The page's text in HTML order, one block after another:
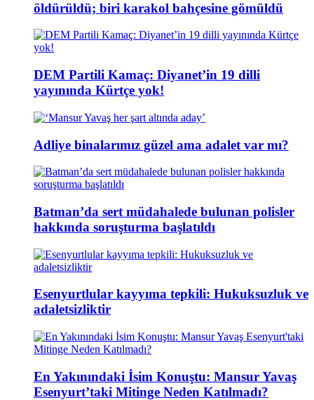
öldürüldü; biri karakol bahçesine gömüldü
DEM Partili Kamaç: Diyanet’in 19 dilli
yayınında Kürtçe yok!
Adliye binalarımız güzel ama adalet var mı?
Batman’da sert müdahalede bulunan polisler
hakkında soruşturma başlatıldı
Esenyurtlular kayyıma tepkili: Hukuksuzluk ve
adaletsizliktir
En Yakınındaki İsim Konuştu: Mansur Yavaş
Esenyurt’taki Mitinge Neden Katılmadı?